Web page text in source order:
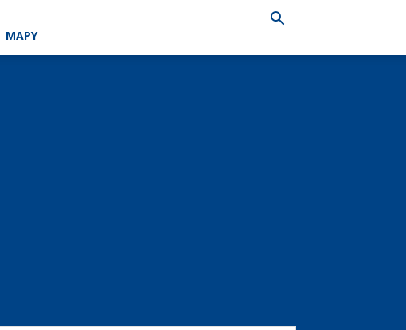
MAPY